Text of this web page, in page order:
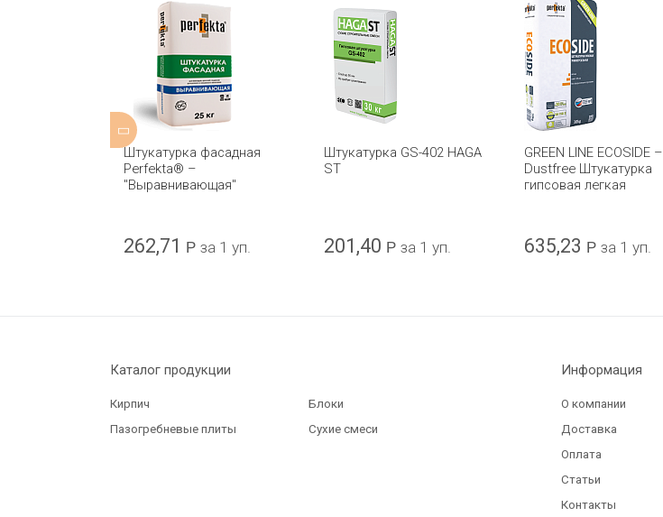
Штукатурка фасадная
Perfekta® –
"Выравнивающая"
262,71 Р за 1 уп.
Штукатурка GS-402 HAGA
ST
201,40 Р за 1 уп.
GREEN LINE ECOSIDE –
Dustfree Штукатурка
гипсовая легкая
635,23 Р за 1 уп.
Каталог продукции
Кирпич
Блоки
Пазогребневые плиты
Сухие смеси
Информация
О компании
Доставка
Оплата
Статьи
Контакты